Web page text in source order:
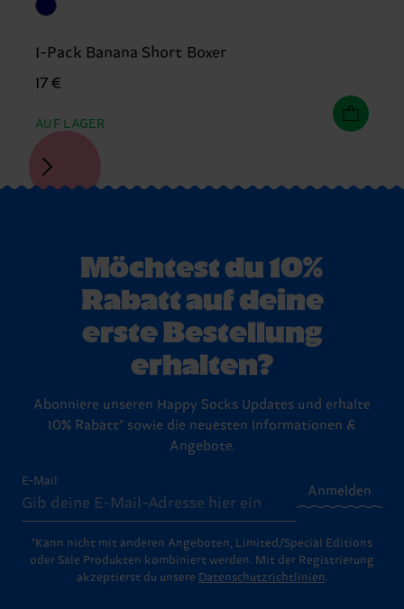
1-Pack Banana Short Boxer
17 €
AUF LAGER
Möchtest du 10%
Rabatt auf deine
erste Bestellung
erhalten?
Abonniere unseren Happy Socks Updates und erhalte
10% Rabatt* sowie die neuesten Informationen &
Angebote.
E-Mail
Anmelden
*Kann nicht mit anderen Angeboten, Limited/Special Editions
oder Sale Produkten kombiniert werden. Mit der Registrierung
akzeptierst du unsere Datenschutzrichtlinien.